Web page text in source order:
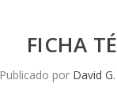
FICHA
Publicado por David